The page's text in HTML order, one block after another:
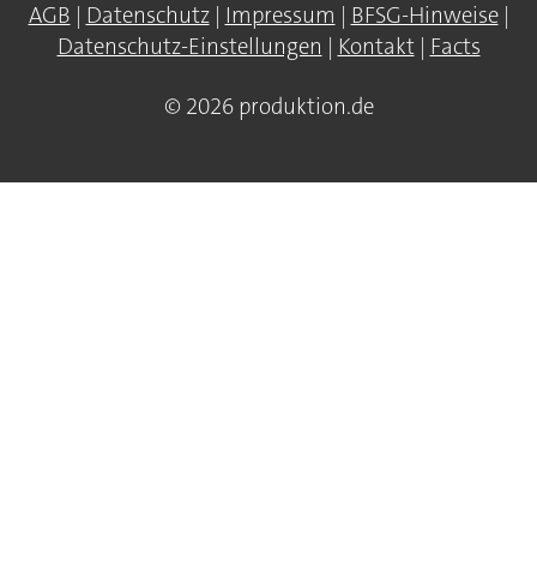
AGB | Datenschutz| Impressum | BFSG-Hinweise|
Datenschutz-Einstellungen | Kontakt| Facts
© 2026 produktion.de